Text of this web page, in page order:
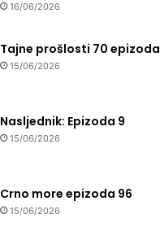
16/06/2026
Tajne prošlosti 70 epizoda
15/06/2026
Nasljednik: Epizoda 9
15/06/2026
Crno more epizoda 96
15/06/2026